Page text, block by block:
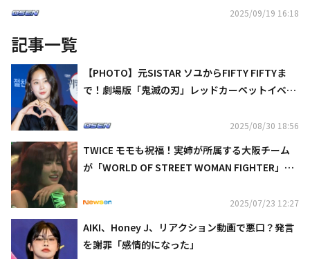
2025/09/19 16:18
記事一覧
【PHOTO】元SISTAR ソユからFIFTY FIFTYま
で！劇場版「鬼滅の刃」レッドカーペットイベン
2025/08/30 18:56
TWICE モモも祝福！実姉が所属する大阪チーム
が「WORLD OF STREET WOMAN FIGHTER」で
2025/07/23 12:27
AIKI、Honey J、リアクション動画で悪口？発言
を謝罪「感情的になった」